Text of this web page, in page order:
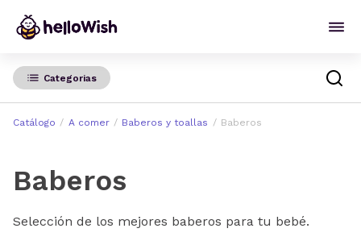
Categorias
Catálogo A comer Baberos y toallas Baberos
Baberos
Selección de los mejores baberos para tu bebé.